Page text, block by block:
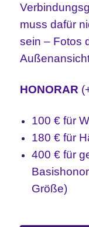
muss dafür
sein – Fotos
HONORAR
100 € für
180 € für
400 € für
Größe)